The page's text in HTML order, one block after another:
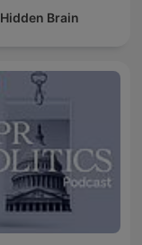
Hidden Brain